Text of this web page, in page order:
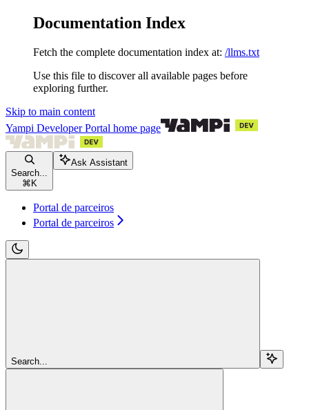
Documentation Index
Fetch the complete documentation index at: /llms.txt
Use this file to discover all available pages before
exploring further.
Skip to main content
Yampi Developer Portal home page
Search...
⌘ K
Ask Assistant
Portal de parceiros
Portal de parceiros
Search...